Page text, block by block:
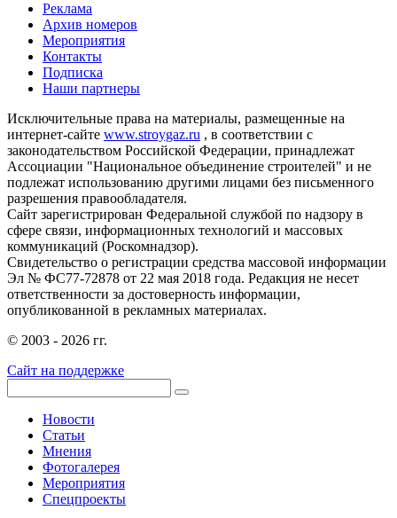
Реклама
Архив номеров
Мероприятия
Контакты
Подписка
Наши партнеры
Исключительные права на материалы, размещенные на
интернет-сайте www.stroygaz.ru , в соответствии с
законодательством Российской Федерации, принадлежат
Ассоциации "Национальное объединение строителей" и не
подлежат использованию другими лицами без письменного
разрешения правообладателя.
Сайт зарегистрирован Федеральной службой по надзору в
сфере связи, информационных технологий и массовых
коммуникаций (Роскомнадзор).
Свидетельство о регистрации средства массовой информации
Эл № ФС77-72878 от 22 мая 2018 года. Редакция не несет
ответственности за достоверность информации,
опубликованной в рекламных материалах.
© 2003 - 2026 гг.
Сайт на поддержке
Новости
Статьи
Мнения
Фотогалерея
Мероприятия
Спецпроекты